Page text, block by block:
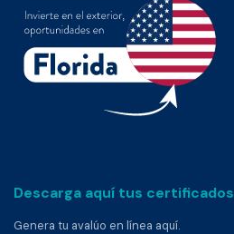
Descarga aquí tus certificados
Genera tu avalúo en línea aquí.